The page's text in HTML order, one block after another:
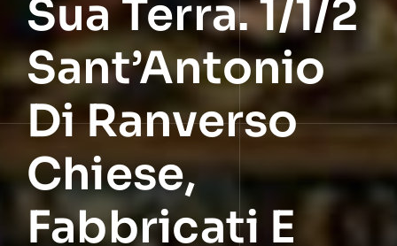
Sua Terra. 1/1/2
Sant’Antonio
Di Ranverso
Chiese,
Fabbricati E